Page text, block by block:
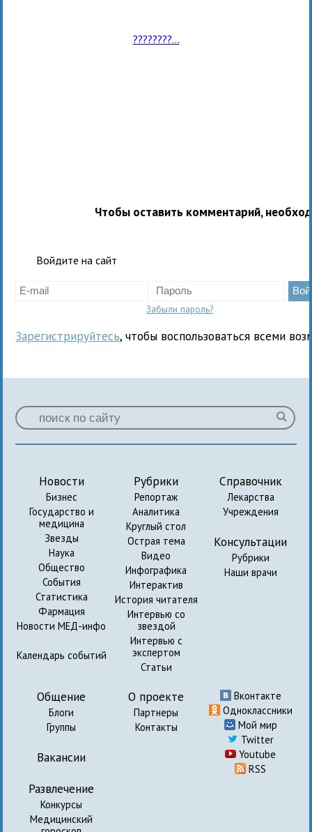
????????...
Чтобы оставить комментарий,
Войдите на сайт
Забыли пароль?
Зарегистрируйтесь, чтобы воспользоваться всеми
Новости
Бизнес
Государство и
медицина
Звезды
Наука
Общество
События
Статистика
Фармация
Новости МЕД-инфо
Календарь событий
Рубрики
Репортаж
Аналитика
Круглый стол
Острая тема
Видео
Инфографика
Интерактив
История читателя
Интервью со
звездой
Интервью с
экспертом
Статьи
Справочник
Лекарства
Учреждения
Консультации
Рубрики
Наши врачи
Общение
Блоги
Группы
Вакансии
Развлечение
Конкурсы
Медицинский
О проекте
Партнеры
Контакты
Вконтакте
Одноклассники
Мой мир
Twitter
Youtube
RSS